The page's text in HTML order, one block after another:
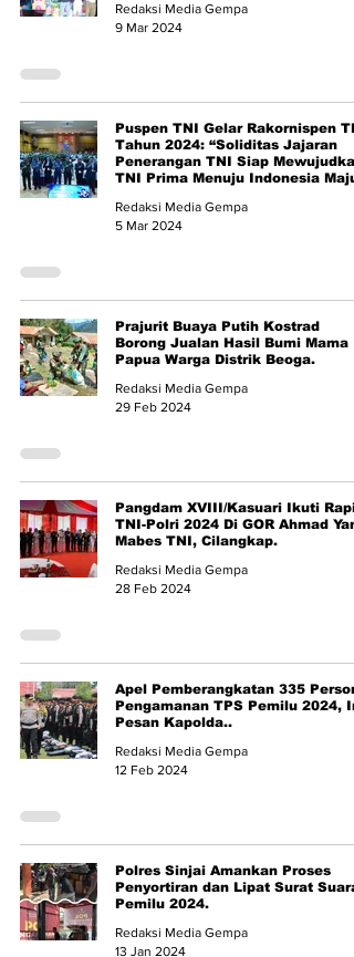
Redaksi Media Gempa
9 Mar 2024
Puspen TNI Gelar Rakornispen
Tahun 2024: “Soliditas Jajaran
Penerangan TNI Siap
TNI Prima Menuju Indonesia
Redaksi Media Gempa
5 Mar 2024
Prajurit Buaya Putih Kostrad
Borong Jualan Hasil Bumi Mama
Papua Warga Distrik Beoga.
Redaksi Media Gempa
29 Feb 2024
Pangdam XVIII/Kasuari Ikuti
TNI-Polri 2024 Di GOR Ahmad Yani
Mabes TNI, Cilangkap.
Redaksi Media Gempa
28 Feb 2024
Apel Pemberangkatan 335
Pengamanan TPS Pemilu 2024,
Pesan Kapolda..
Redaksi Media Gempa
12 Feb 2024
Polres Sinjai Amankan Proses
Penyortiran dan Lipat Surat Suara
Pemilu 2024.
Redaksi Media Gempa
13 Jan 2024